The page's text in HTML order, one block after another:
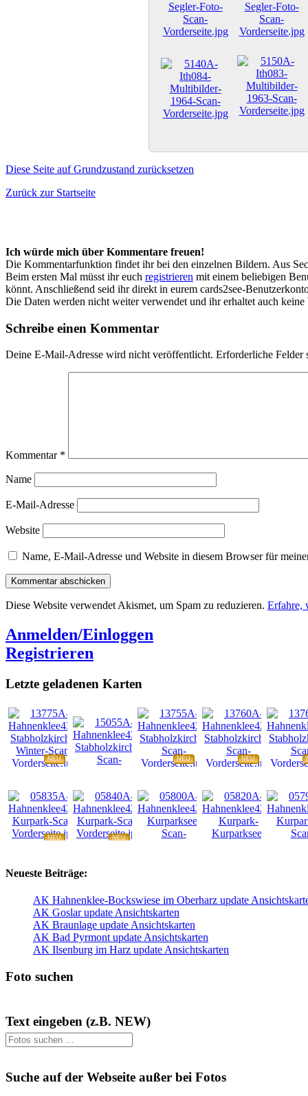
Diese Seite auf Grundzustand zurücksetzen
Zurück zur Startseite
Ich würde mich über Kommentare freuen!
Die Kommentarfunktion findet ihr bei den einzelnen Bildern. Aus
Beim ersten Mal müsst ihr euch registrieren mit einem beliebigen
könnt. Anschließend seid ihr direkt in eurem cards2see-
Die Daten werden nicht weiter verwendet und ihr erhaltet auch
Schreibe einen Kommentar
Deine E-Mail-Adresse wird nicht veröffentlicht. Erforderliche Felder
Kommentar *
Name
E-Mail-Adresse
Website
Name, E-Mail-Adresse und Website in diesem Browser für
Diese Website verwendet Akismet, um Spam zu reduzieren. Erfahre,
Anmelden/Einloggen
Registrieren
Letzte geladenen Karten
NEU NEU NEU
NEU
NEU
Neueste Beiträge:
AK Hahnenklee-Bockswiese im Oberharz update
AK Goslar update Ansichtskarten
AK Braunlage update Ansichtskarten
AK Bad Pyrmont update Ansichtskarten
AK Ilsenburg im Harz update Ansichtskarten
Foto suchen
Text eingeben (z.B. NEW)
Suche auf der Webseite außer bei Fotos